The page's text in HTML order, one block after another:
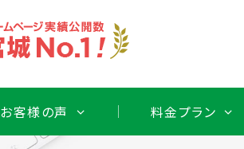
お客様の声 料金プラン